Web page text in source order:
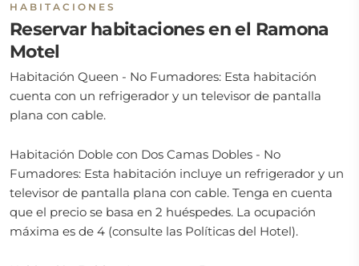
HABITACIONES
Reservar habitaciones en el Ramona
Motel
Habitación Queen - No Fumadores: Esta habitación
cuenta con un refrigerador y un televisor de pantalla
plana con cable.
Habitación Doble con Dos Camas Dobles - No
Fumadores: Esta habitación incluye un refrigerador y un
televisor de pantalla plana con cable. Tenga en cuenta
que el precio se basa en 2 huéspedes. La ocupación
máxima es de 4 (consulte las Políticas del Hotel).